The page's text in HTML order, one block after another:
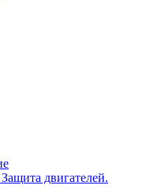
двигателей.